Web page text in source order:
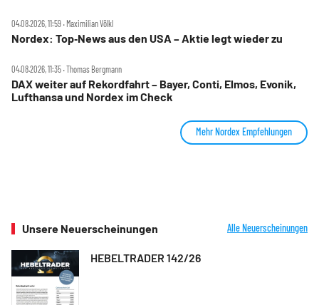
04.08.2026, 11:59 ‧ Maximilian Völkl
Nordex: Top‑News aus den USA – Aktie legt wieder zu
04.08.2026, 11:35 ‧ Thomas Bergmann
DAX weiter auf Rekordfahrt – Bayer, Conti, Elmos, Evonik,
Lufthansa und Nordex im Check
Mehr Nordex Empfehlungen
Unsere Neuerscheinungen Alle Neuerscheinungen
HEBELTRADER 142/26